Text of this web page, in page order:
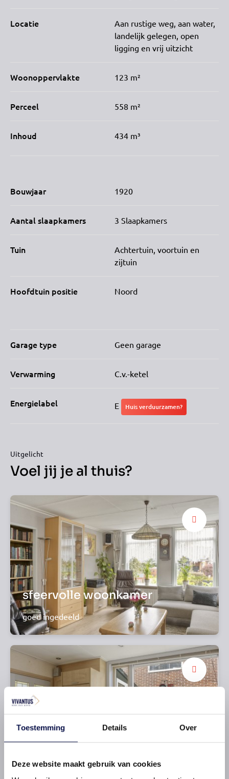
Toestemming Details Over
Deze website maakt gebruik van cookies
Locatie
Aan rustige weg, aan water,
landelijk gelegen, open
ligging en vrij uitzicht
Woonoppervlakte 123 m²
Perceel 558 m²
Inhoud 434 m³
Bouwjaar 1920
Aantal slaapkamers 3 Slaapkamers
Tuin
Achtertuin, voortuin en
zijtuin
Hoofdtuin positie Noord
Garage type Geen garage
Verwarming C.v.-ketel
Energielabel E Huis verduurzamen?
Uitgelicht
Voel jij je al thuis?
sfeervolle woonkamer
goed ingedeeld
complete keuken
met inbouwapparatuur